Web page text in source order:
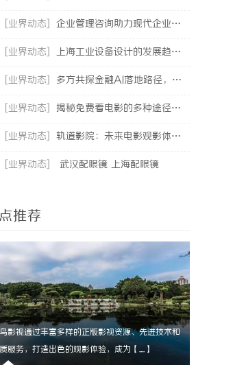
[业界动态] 企业管理咨询助力现代企业提升竞争力的实践与策略
[业界动态] 上海工业设备设计的发展趋势与创新实践探索
[业界动态] 多方共探金融AI落地路径，天创信用星图AI助力产业金融智能升级
[业界动态] 揭秘免费看电影的多种途径及注意事项详解
[业界动态] 轨道影院：未来电影观影体验的创新之路
[业界动态] 武汉配眼镜 上海配眼镜
推荐
影视通过丰富多样的正版影视资源、先进技术和
服务，打造出色的观影体验，成为【....】